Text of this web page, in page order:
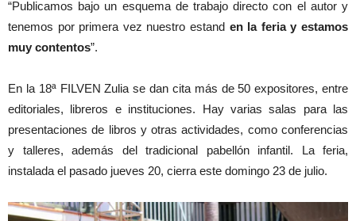
“Publicamos bajo un esquema de trabajo directo con el autor y
tenemos por primera vez nuestro estand en la feria y estamos
muy contentos”.
En la 18ª FILVEN Zulia se dan cita más de 50 expositores, entre
editoriales, libreros e instituciones. Hay varias salas para las
presentaciones de libros y otras actividades, como conferencias
y talleres, además del tradicional pabellón infantil. La feria,
instalada el pasado jueves 20, cierra este domingo 23 de julio.